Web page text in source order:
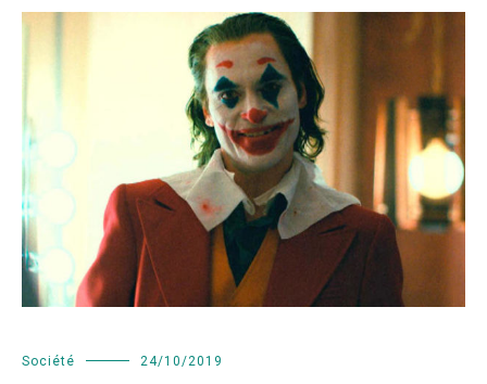
Société 24/10/2019